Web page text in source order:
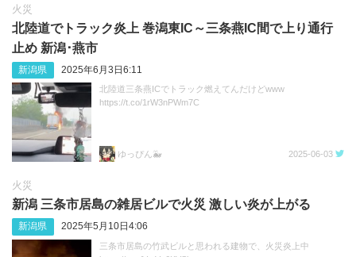
火災
北陸道でトラック炎上 巻潟東IC～三条燕IC間で上り通行
止め 新潟･燕市
新潟県 2025年6月3日6:11
北陸道三条燕ICでトラック燃えてんだけどwww
https://t.co/1rW3nPWm7C
ゆっぴん🐳 2025-06-03
火災
新潟 三条市居島の雑居ビルで火災 激しい炎が上がる
新潟県 2025年5月10日4:06
三条市居島の竹武ビルと思われる建物で、火災炎上中